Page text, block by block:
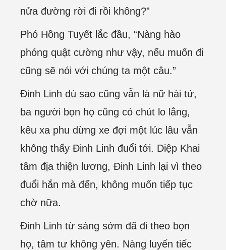
nửa đường rời đi rồi không?”
Phó Hồng Tuyết lắc đầu, “Nàng hào
phóng quật cường như vậy, nếu muốn đi
cũng sẽ nói với chúng ta một câu.”
Đinh Linh dù sao cũng vẫn là nữ hài tử,
ba người bọn họ cũng có chút lo lắng,
kêu xa phu dừng xe đợi một lúc lâu vẫn
không thấy Đinh Linh đuổi tới. Diệp Khai
tâm địa thiện lương, Đinh Linh lại vì theo
đuổi hắn mà đến, không muốn tiếp tục
chờ nữa.
Đinh Linh từ sáng sớm đã đi theo bọn
họ, tâm tư không yên. Nàng luyến tiếc